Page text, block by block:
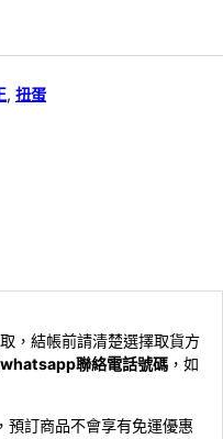
, 扭蛋
，結帳前請清楚選擇取貨方
聯絡電話號碼 ，如
預訂商品不會享有免運優惠